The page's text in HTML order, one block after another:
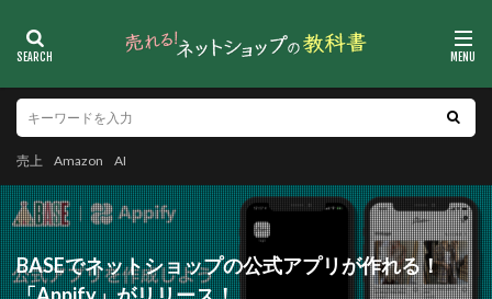
売上 Amazon AI
BASEでネットショップの公式アプリが作れる！